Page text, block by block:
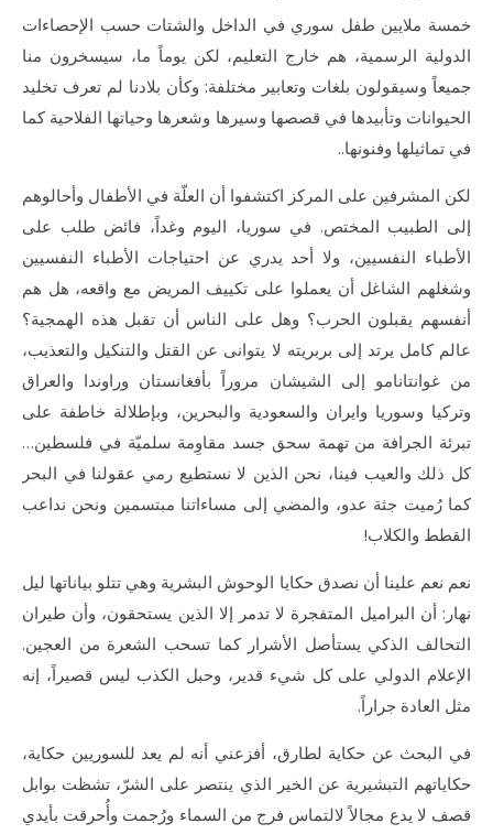
خمسة ملايين طفل سوري في الداخل والشتات حسب الإحصاءات
الدولية الرسمية، هم خارج التعليم، لكن يوماً ما، سيسخرون منا
جميعاً وسيقولون بلغات وتعابير مختلفة: وكأن بلادنا لم تعرف تخليد
الحيوانات وتأبيدها في قصصها وسيرها وشعرها وحياتها الفلاحية كما
في تماثيلها وفنونها..
لكن المشرفين على المركز اكتشفوا أن العلّة في الأطفال وأحالوهم
إلى الطبيب المختص. في سوريا، اليوم وغداً، فائض طلب على
الأطباء النفسيين، ولا أحد يدري عن احتياجات الأطباء النفسيين
وشغلهم الشاغل أن يعملوا على تكييف المريض مع واقعه، هل هم
أنفسهم يقبلون الحرب؟ وهل على الناس أن تقبل هذه الهمجية؟
عالم كامل يرتد إلى بربريته لا يتوانى عن القتل والتنكيل والتعذيب،
من غوانتانامو إلى الشيشان مروراً بأفغانستان وراوندا والعراق
وتركيا وسوريا وايران والسعودية والبحرين، وبإطلالة خاطفة على
تبرئة الجرافة من تهمة سحق جسد مقاوِمة سلميّة في فلسطين…
كل ذلك والعيب فينا، نحن الذين لا نستطيع رمي عقولنا في البحر
كما رُميت جثة عدو، والمضي إلى مساءاتنا مبتسمين ونحن نداعب
القطط والكلاب!
نعم نعم علينا أن نصدق حكايا الوحوش البشرية وهي تتلو بياناتها ليل
نهار: أن البراميل المتفجرة لا تدمر إلا الذين يستحقون، وأن طيران
التحالف الذكي يستأصل الأشرار كما تسحب الشعرة من العجين.
الإعلام الدولي على كل شيء قدير، وحبل الكذب ليس قصيراً، إنه
مثل العادة جراراً.
في البحث عن حكاية لطارق، أفزعني أنه لم يعد للسوريين حكاية،
حكاياتهم التبشيرية عن الخير الذي ينتصر على الشرّ، تشظت بوابل
قصف لا يدع مجالاً لالتماس فرج من السماء ورُجمت وأُحرقت بأيدي